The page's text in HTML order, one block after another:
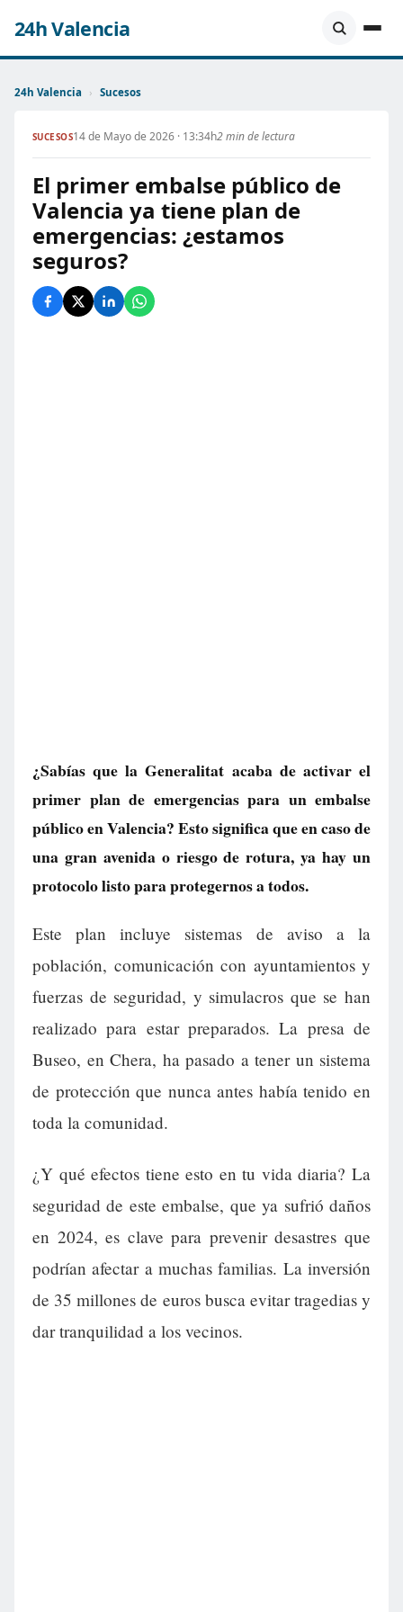
24h Valencia
24h Valencia › Sucesos
SUCESOS14 de Mayo de 2026 · 13:34h2 min de lectura
El primer embalse público de
Valencia ya tiene plan de
emergencias: ¿estamos
seguros?
¿Sabías que la Generalitat acaba de activar el
primer plan de emergencias para un embalse
público en Valencia? Esto significa que en caso de
una gran avenida o riesgo de rotura, ya hay un
protocolo listo para protegernos a todos.
Este plan incluye sistemas de aviso a la
población, comunicación con ayuntamientos y
fuerzas de seguridad, y simulacros que se han
realizado para estar preparados. La presa de
Buseo, en Chera, ha pasado a tener un sistema
de protección que nunca antes había tenido en
toda la comunidad.
¿Y qué efectos tiene esto en tu vida diaria? La
seguridad de este embalse, que ya sufrió daños
en 2024, es clave para prevenir desastres que
podrían afectar a muchas familias. La inversión
de 35 millones de euros busca evitar tragedias y
dar tranquilidad a los vecinos.